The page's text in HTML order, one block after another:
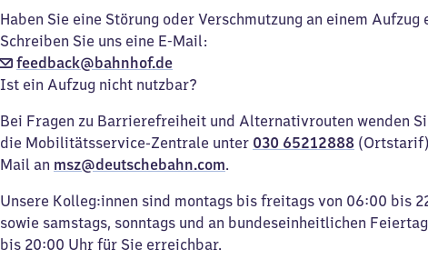
Haben Sie eine Störung oder Verschmutzung an einem Aufzug
Schreiben Sie uns eine E-Mail:
feedback@bahnhof.de
Ist ein Aufzug nicht nutzbar?
Bei Fragen zu Barrierefreiheit und Alternativrouten wenden
die Mobilitätsservice-Zentrale unter 030 65212888
Mail an msz@deutschebahn.com.
Unsere Kolleg:innen sind montags bis freitags von 06:00 bis
sowie samstags, sonntags und an bundeseinheitlichen
bis 20:00 Uhr für Sie erreichbar.